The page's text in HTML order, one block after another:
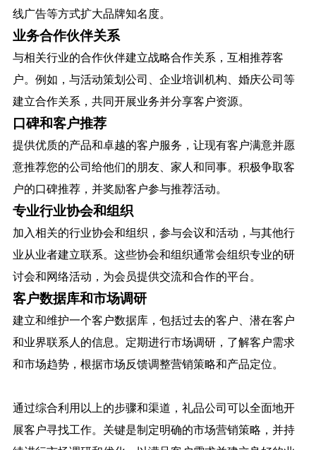
线广告等方式扩大品牌知名度。
业务合作伙伴关系
与相关行业的合作伙伴建立战略合作关系，互相推荐客
户。例如，与活动策划公司、企业培训机构、婚庆公司等
建立合作关系，共同开展业务并分享客户资源。
口碑和客户推荐
提供优质的产品和卓越的客户服务，让现有客户满意并愿
意推荐您的公司给他们的朋友、家人和同事。积极争取客
户的口碑推荐，并奖励客户参与推荐活动。
专业行业协会和组织
加入相关的行业协会和组织，参与会议和活动，与其他行
业从业者建立联系。这些协会和组织通常会组织专业的研
讨会和网络活动，为会员提供交流和合作的平台。
客户数据库和市场调研
建立和维护一个客户数据库，包括过去的客户、潜在客户
和业界联系人的信息。定期进行市场调研，了解客户需求
和市场趋势，根据市场反馈调整营销策略和产品定位。
通过综合利用以上的步骤和渠道，礼品公司可以全面地开
展客户寻找工作。关键是制定明确的市场营销策略，并持